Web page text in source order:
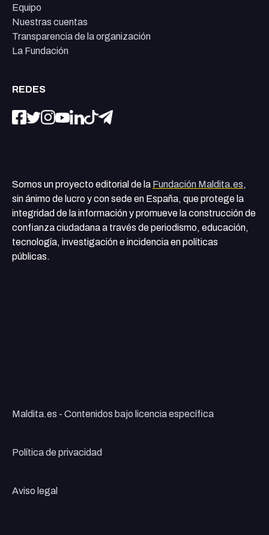
Equipo
Nuestras cuentas
Transparencia de la organización
La Fundación
REDES
Somos un proyecto editorial de la Fundación Maldita.es,
sin ánimo de lucro y con sede en España, que protege la
integridad de la información y promueve la construcción de
confianza ciudadana a través de periodismo, educación,
tecnología, investigación e incidencia en políticas
públicas.
Maldita.es - Contenidos bajo licencia específica
Política de privacidad
Aviso legal